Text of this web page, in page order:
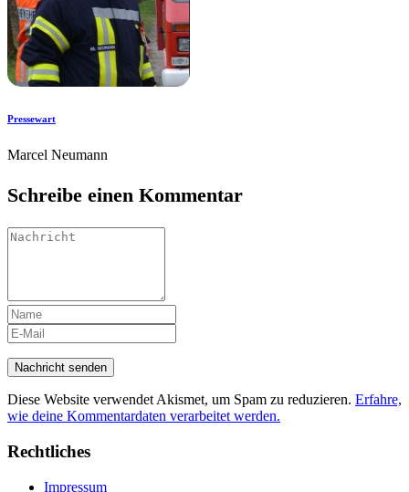
Pressewart
Marcel Neumann
Schreibe einen Kommentar
Diese Website verwendet Akismet, um Spam zu reduzieren. Erfahre,
wie deine Kommentardaten verarbeitet werden.
Rechtliches
Impressum